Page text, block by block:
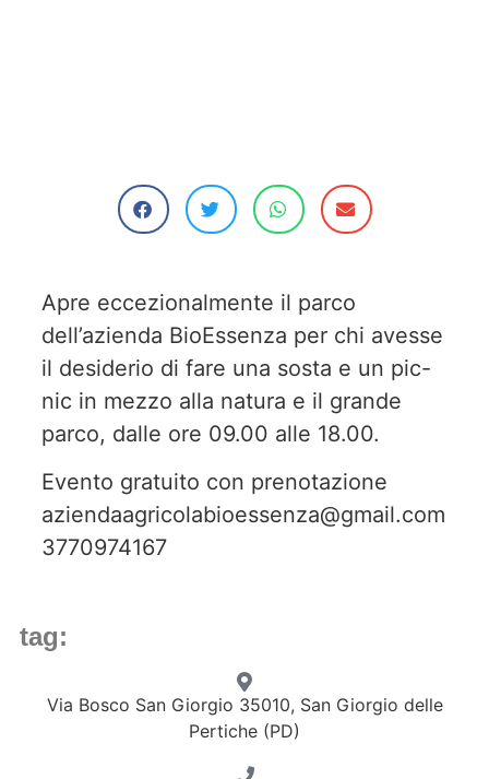
Apre eccezionalmente il parco
dell’azienda BioEssenza per chi avesse
il desiderio di fare una sosta e un pic-
nic in mezzo alla natura e il grande
parco, dalle ore 09.00 alle 18.00.
Evento gratuito con prenotazione
aziendaagricolabioessenza@gmail.com
3770974167
tag:
Via Bosco San Giorgio 35010, San Giorgio delle
Pertiche (PD)